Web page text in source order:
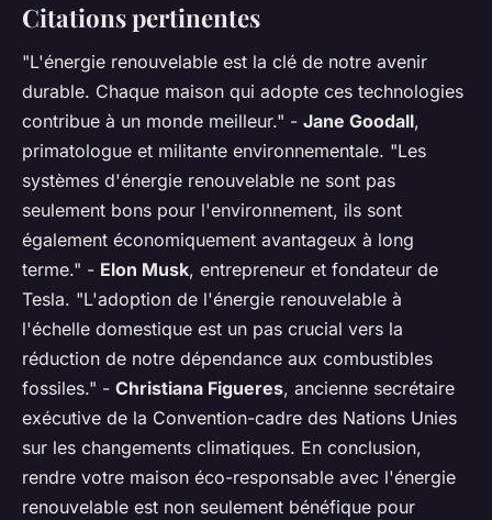
Citations pertinentes
"L'énergie renouvelable est la clé de notre avenir
durable. Chaque maison qui adopte ces technologies
contribue à un monde meilleur." - Jane Goodall,
primatologue et militante environnementale. "Les
systèmes d'énergie renouvelable ne sont pas
seulement bons pour l'environnement, ils sont
également économiquement avantageux à long
terme." - Elon Musk, entrepreneur et fondateur de
Tesla. "L'adoption de l'énergie renouvelable à
l'échelle domestique est un pas crucial vers la
réduction de notre dépendance aux combustibles
fossiles." - Christiana Figueres, ancienne secrétaire
exécutive de la Convention-cadre des Nations Unies
sur les changements climatiques. En conclusion,
rendre votre maison éco-responsable avec l'énergie
renouvelable est non seulement bénéfique pour